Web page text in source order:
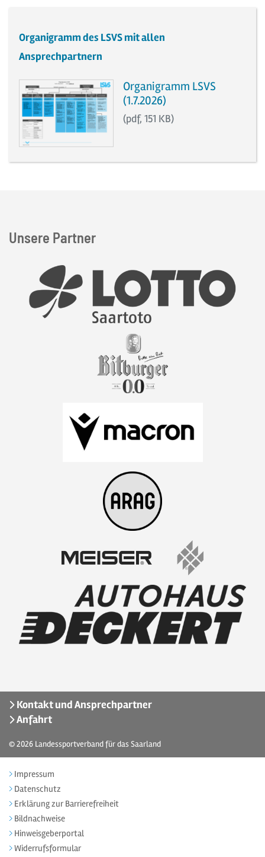
Organigramm des LSVS mit allen
Ansprechpartnern
Download der Datei:
Organigramm LSVS
(1.7.2026)
(pdf, 151 KB)
Unsere Partner
Kontakt und Ansprechpartner
Anfahrt
© 2026 Landessportverband für das Saarland
Impressum
Datenschutz
Erklärung zur Barrierefreiheit
Bildnachweise
Hinweisgeberportal
Widerrufsformular